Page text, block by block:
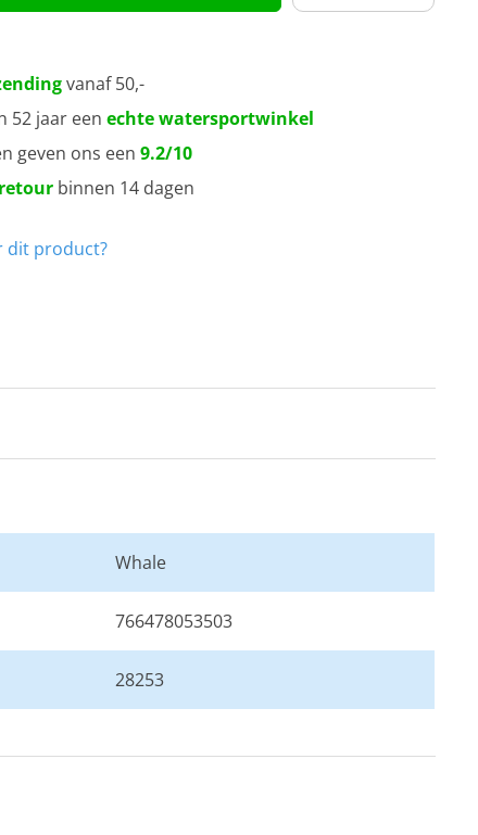
vanaf 50,-
52 jaar een echte watersportwinkel
geven ons een 9.2/10
binnen 14 dagen
dit product?
Whale
766478053503
28253